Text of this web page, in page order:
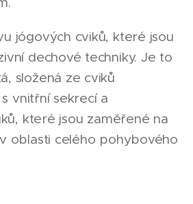
jógových cviků, které jsou
dechové techniky. Je to
složená ze cviků
vnitřní sekrecí a
které jsou zaměřené na
oblasti celého pohybového